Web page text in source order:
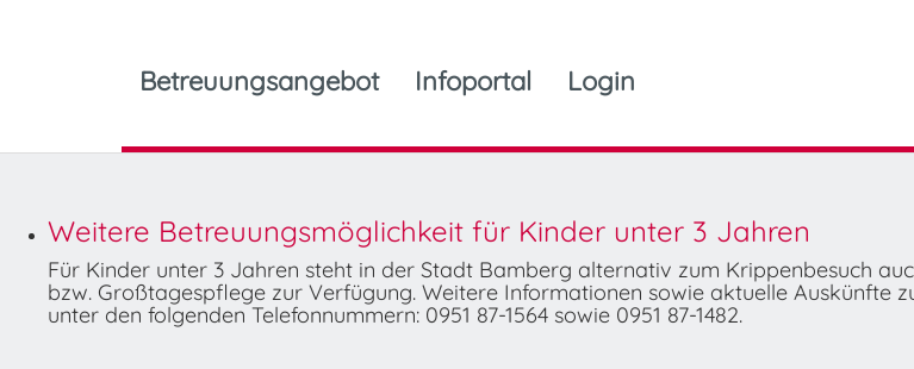
Betreuungsangebot Infoportal Login
Weitere Betreuungsmöglichkeit für Kinder unter 3 Jahren
Für Kinder unter 3 Jahren steht in der Stadt Bamberg alternativ zum Krippenbesuch
bzw. Großtagespflege zur Verfügung. Weitere Informationen sowie aktuelle Auskünfte
unter den folgenden Telefonnummern: 0951 87-1564 sowie 0951 87-1482.